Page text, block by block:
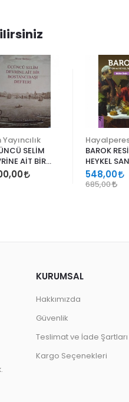
Yayıncılık
SELİM
AİT BİR
BAROK
HEYKEL
548,00
685,00
KURUMSAL
Hakkımızda
Güvenlik
Teslimat ve İade Şartları
Kargo Seçenekleri